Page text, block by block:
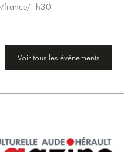
france/1h30
Voir tous les événements